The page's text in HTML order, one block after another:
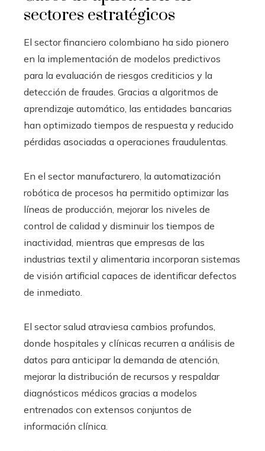
sectores estratégicos
El sector financiero colombiano ha sido pionero
en la implementación de modelos predictivos
para la evaluación de riesgos crediticios y la
detección de fraudes. Gracias a algoritmos de
aprendizaje automático, las entidades bancarias
han optimizado tiempos de respuesta y reducido
pérdidas asociadas a operaciones fraudulentas.
En el sector manufacturero, la automatización
robótica de procesos ha permitido optimizar las
líneas de producción, mejorar los niveles de
control de calidad y disminuir los tiempos de
inactividad, mientras que empresas de las
industrias textil y alimentaria incorporan sistemas
de visión artificial capaces de identificar defectos
de inmediato.
El sector salud atraviesa cambios profundos,
donde hospitales y clínicas recurren a análisis de
datos para anticipar la demanda de atención,
mejorar la distribución de recursos y respaldar
diagnósticos médicos gracias a modelos
entrenados con extensos conjuntos de
información clínica.